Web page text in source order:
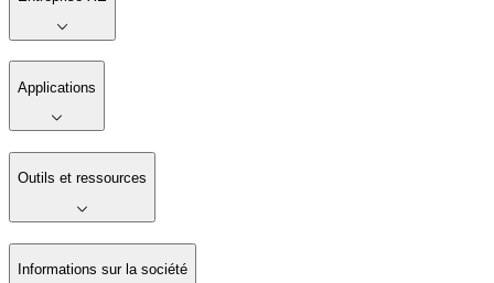
Applications
Outils et ressources
Informations sur la société